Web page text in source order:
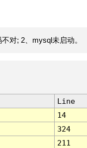
对; 2、mysql未启动。
Line
14
324
211